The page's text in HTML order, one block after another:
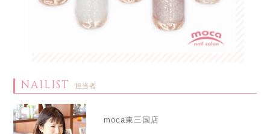
NAILIST 担当者
moca東三国店